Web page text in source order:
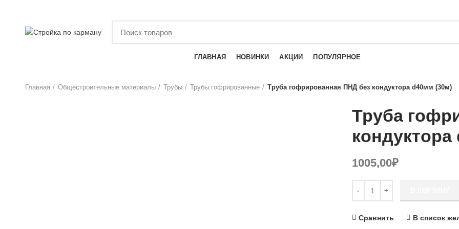
ГЛАВНАЯ НОВИНКИ АКЦИИ ПОПУЛЯРНОЕ
Главная Общестроительные материалы Трубы Трубы гофрированные Труба гофрированная ПНД без кондуктора d40мм (30м)
Труба
1005,00₽
Сравнить В список